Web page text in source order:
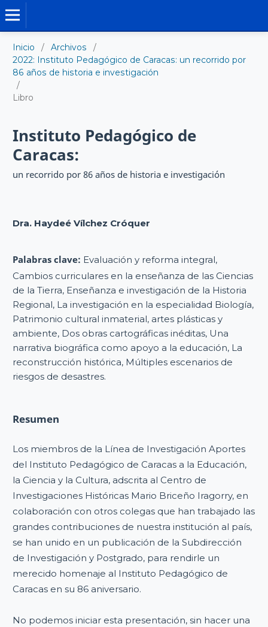
Inicio / Archivos
/
2022: Instituto Pedagógico de Caracas: un recorrido por
86 años de historia e investigación
/
Libro
Instituto Pedagógico de
Caracas:
un recorrido por 86 años de historia e investigación
Dra. Haydeé Vílchez Cróquer
Palabras clave: Evaluación y reforma integral,
Cambios curriculares en la enseñanza de las Ciencias
de la Tierra, Enseñanza e investigación de la Historia
Regional, La investigación en la especialidad Biología,
Patrimonio cultural inmaterial, artes plásticas y
ambiente, Dos obras cartográficas inéditas, Una
narrativa biográfica como apoyo a la educación, La
reconstrucción histórica, Múltiples escenarios de
riesgos de desastres.
Resumen
Los miembros de la Línea de Investigación Aportes
del Instituto Pedagógico de Caracas a la Educación,
la Ciencia y la Cultura, adscrita al Centro de
Investigaciones Históricas Mario Briceño Iragorry, en
colaboración con otros colegas que han trabajado las
grandes contribuciones de nuestra institución al país,
se han unido en un publicación de la Subdirección
de Investigación y Postgrado, para rendirle un
merecido homenaje al Instituto Pedagógico de
Caracas en su 86 aniversario.
No podemos iniciar esta presentación, sin hacer una